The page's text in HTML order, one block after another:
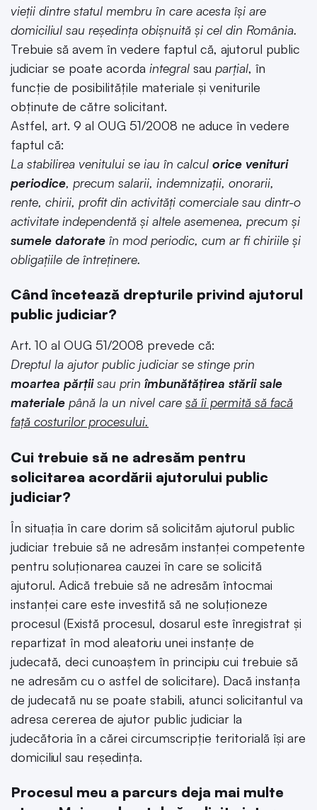
vieţii dintre statul membru în care acesta îşi are
domiciliul sau reşedinţa obişnuită şi cel din România.
Trebuie să avem în vedere faptul că, ajutorul public
judiciar se poate acorda integral sau parțial, în
funcție de posibilitățile materiale și veniturile
obținute de către solicitant.
Astfel, art. 9 al OUG 51/2008 ne aduce în vedere
faptul că:
La stabilirea venitului se iau în calcul orice venituri
periodice, precum salarii, indemnizaţii, onorarii,
rente, chirii, profit din activităţi comerciale sau dintr-o
activitate independentă şi altele asemenea, precum şi
sumele datorate în mod periodic, cum ar fi chiriile şi
obligaţiile de întreţinere.
Când încetează drepturile privind ajutorul
public judiciar?
Art. 10 al OUG 51/2008 prevede că:
Dreptul la ajutor public judiciar se stinge prin
moartea părţiisau prin îmbunătăţirea stării sale
materiale până la un nivel care să îi permită să facă
faţă costurilor procesului.
Cui trebuie să ne adresăm pentru
solicitarea acordării ajutorului public
judiciar?
În situația în care dorim să solicităm ajutorul public
judiciar trebuie să ne adresăm instanței competente
pentru soluționarea cauzei în care se solicită
ajutorul. Adică trebuie să ne adresăm întocmai
instanței care este investită să ne soluționeze
procesul (Există procesul, dosarul este înregistrat și
repartizat în mod aleatoriu unei instanțe de
judecată, deci cunoaștem în principiu cui trebuie să
ne adresăm cu o astfel de solicitare). Dacă instanța
de judecată nu se poate stabili, atunci solicitantul va
adresa cererea de ajutor public judiciar la
judecătoria în a cărei circumscripţie teritorială îşi are
domiciliul sau reşedinţa.
Procesul meu a parcurs deja mai multe